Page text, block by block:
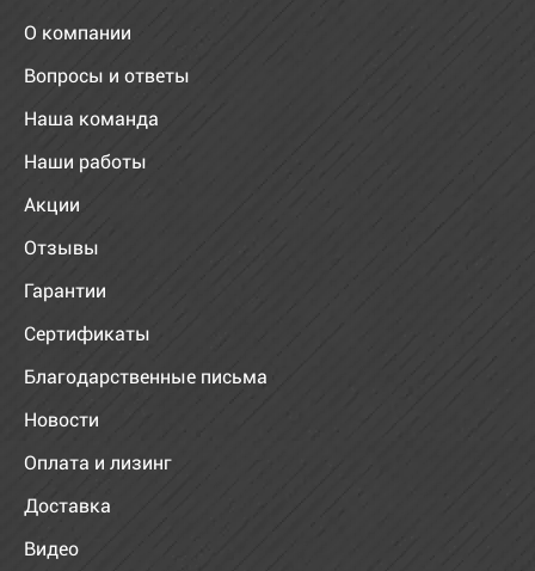
О компании
Вопросы и ответы
Наша команда
Наши работы
Акции
Отзывы
Гарантии
Сертификаты
Благодарственные письма
Новости
Оплата и лизинг
Доставка
Видео